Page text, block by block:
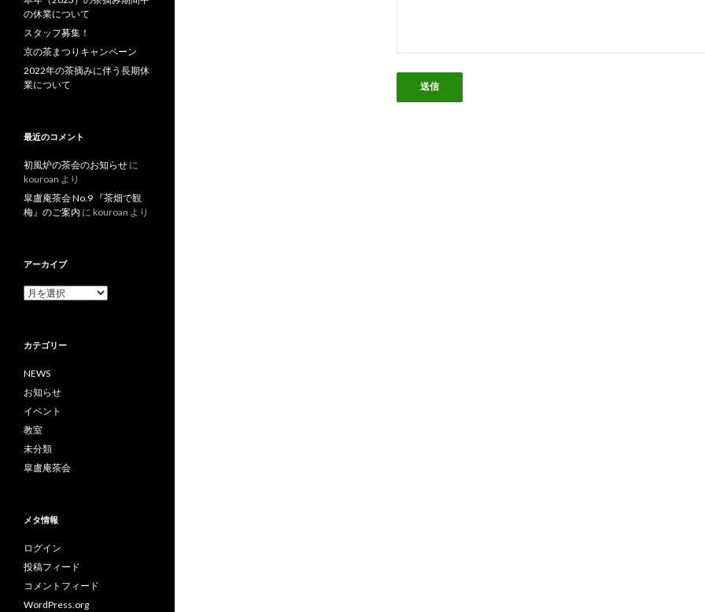
の休業について
スタッフ募集！
京の茶まつりキャンペーン
2022年の茶摘みに伴う長期休
業について
最近のコメント
初風炉の茶会のお知らせ に
kouroan より
皐盧庵茶会 No.9 『茶畑で観
梅』のご案内 に kouroan より
アーカイブ
ア
ブ
カテゴリー
NEWS
お知らせ
イベント
教室
未分類
皐盧庵茶会
メタ情報
ログイン
投稿フィード
コメントフィード
WordPress.org